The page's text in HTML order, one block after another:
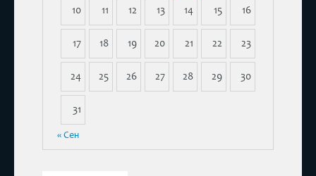
10 11 12 13 14 15 16
17 18 19 20 21 22 23
24 25 26 27 28 29 30
31
« Сен